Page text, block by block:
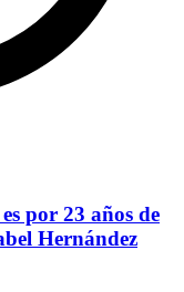
por 23 años de
Hernández